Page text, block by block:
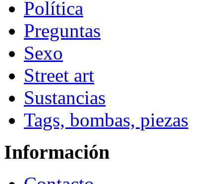
Política
Preguntas
Sexo
Street art
Sustancias
Tags, bombas, piezas
Información